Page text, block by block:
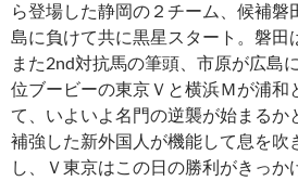
ら登場した静岡の２チーム、候補磐
島に負けて共に黒星スタート。磐田
また2nd対抗馬の筆頭、市原が広島
位ブービーの東京Ｖと横浜Ｍが浦和
て、いよいよ名門の逆襲が始まるか
補強した新外国人が機能して息を吹
し、Ｖ東京はこの日の勝利がきっか